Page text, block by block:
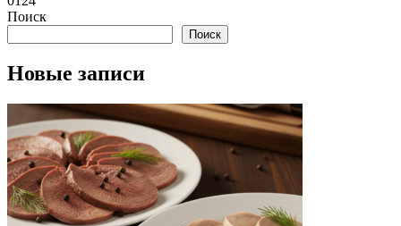
Поиск
Поиск
Новые записи